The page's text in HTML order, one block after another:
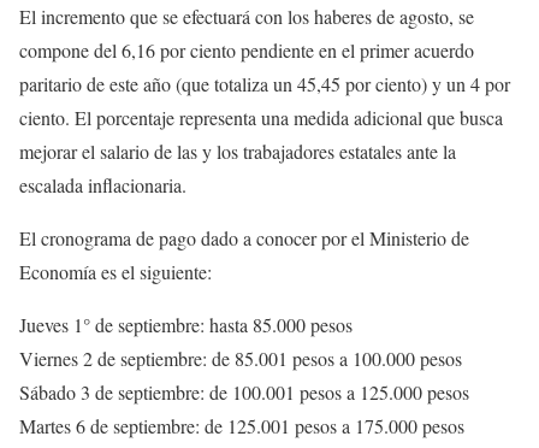
El incremento que se efectuará con los haberes de agosto, se
compone del 6,16 por ciento pendiente en el primer acuerdo
paritario de este año (que totaliza un 45,45 por ciento) y un 4 por
ciento. El porcentaje representa una medida adicional que busca
mejorar el salario de las y los trabajadores estatales ante la
escalada inflacionaria.
El cronograma de pago dado a conocer por el Ministerio de
Economía es el siguiente:
Jueves 1° de septiembre: hasta 85.000 pesos
Viernes 2 de septiembre: de 85.001 pesos a 100.000 pesos
Sábado 3 de septiembre: de 100.001 pesos a 125.000 pesos
Martes 6 de septiembre: de 125.001 pesos a 175.000 pesos